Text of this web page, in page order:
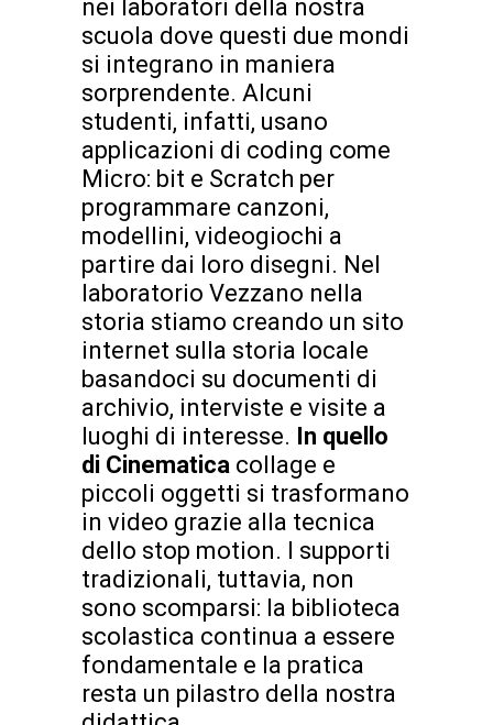
nei laboratori della nostra
scuola dove questi due mondi
si integrano in maniera
sorprendente. Alcuni
studenti, infatti, usano
applicazioni di coding come
Micro: bit e Scratch per
programmare canzoni,
modellini, videogiochi a
partire dai loro disegni. Nel
laboratorio Vezzano nella
storia stiamo creando un sito
internet sulla storia locale
basandoci su documenti di
archivio, interviste e visite a
luoghi di interesse. In quello
di Cinematica collage e
piccoli oggetti si trasformano
in video grazie alla tecnica
dello stop motion. I supporti
tradizionali, tuttavia, non
sono scomparsi: la biblioteca
scolastica continua a essere
fondamentale e la pratica
resta un pilastro della nostra